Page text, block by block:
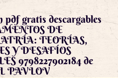
pdf gratis descargables
DE
TEORÍAS,
Y DESAFÍOS
de
PAVLOV